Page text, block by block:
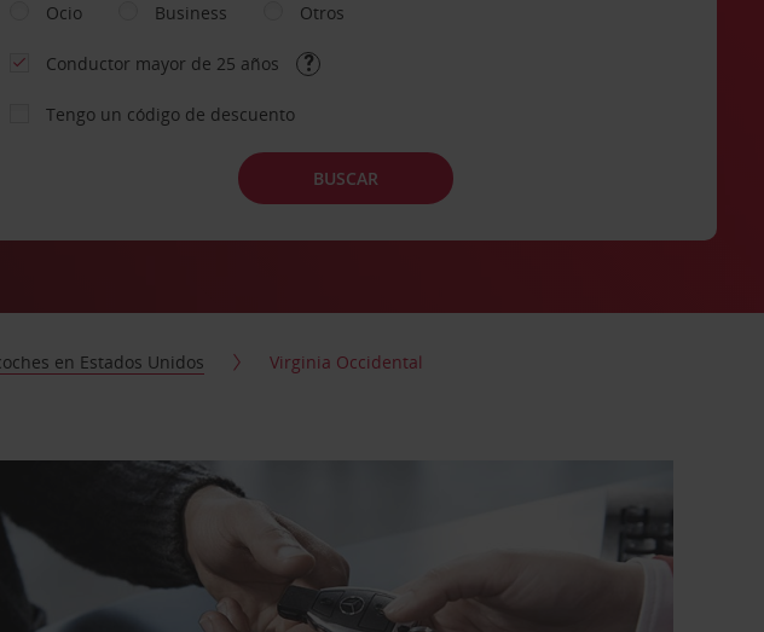
Ocio
Business Otros
Conductor mayor de 25 años
Tengo un código de descuento
BUSCAR
en Estados Unidos Virginia Occidental